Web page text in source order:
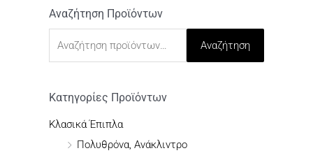
Αναζήτηση Προϊόντων
Α
ή
τ
Αναζήτηση
Κατηγορίες Προϊόντων
Κλασικά Έπιπλα
Πολυθρόνα, Ανάκλιντρο